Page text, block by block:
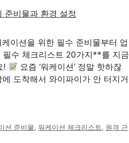
이션을 위한 필수 준비물부터 업
수 체크리스트 20가지**를 지금
!
요즘 ‘워케이션’ 정말 핫하잖
도착해서 와이파이가 안 터지거
션 준비물,워케이션 체크리스트, 원격 근